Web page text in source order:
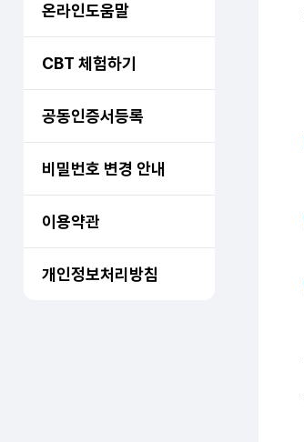
온라인도움말
CBT 체험하기
공동인증서등록
비밀번호 변경 안내
이용약관
개인정보처리방침